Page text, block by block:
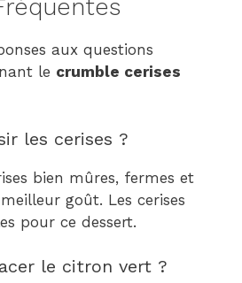
aux questions
le crumble cerises
les cerises ?
bien mûres, fermes et
goût. Les cerises
pour ce dessert.
le citron vert ?